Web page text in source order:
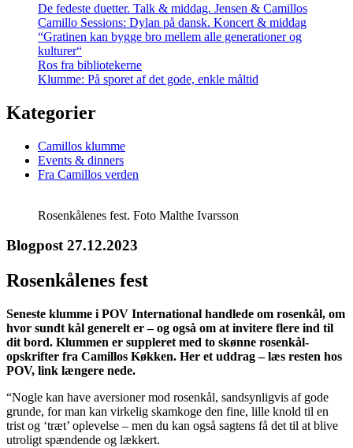
De fedeste duetter. Talk & middag. Jensen & Camillos
Camillo Sessions: Dylan på dansk. Koncert & middag
“Gratinen kan bygge bro mellem alle generationer og
kulturer“
Ros fra bibliotekerne
Klumme: På sporet af det gode, enkle måltid
Kategorier
Camillos klumme
Events & dinners
Fra Camillos verden
Rosenkålenes fest. Foto Malthe Ivarsson
Blogpost 27.12.2023
Rosenkålenes fest
Seneste klumme i POV International handlede om rosenkål, om
hvor sundt kål generelt er – og også om at invitere flere ind til
dit bord. Klummen er suppleret med to skønne rosenkål-
opskrifter fra Camillos Køkken. Her et uddrag – læs resten hos
POV, link længere nede.
“Nogle kan have aversioner mod rosenkål, sandsynligvis af gode
grunde, for man kan virkelig skamkoge den fine, lille knold til en
trist og ‘træt’ oplevelse – men du kan også sagtens få det til at blive
utroligt spændende og lækkert.